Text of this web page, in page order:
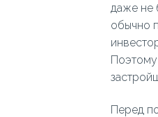
даже не
обычно
Поэтому
Перед